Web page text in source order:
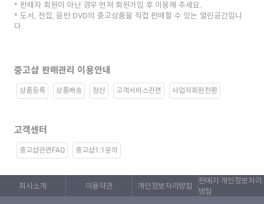
판매자 회원이 아닌 경우 먼저 회원가입 후 이용해 주세요.
도서, 전집, 음반 DVD의 중고상품을 직접 판매할 수 있는 열린공간입니
다.
중고샵 판매관리 이용안내
상품등록 상품배송 정산 고객서비스관련 사업자회원전환
고객센터
중고샵관련FAQ 중고샵1:1문의
회사소개 이용약관 개인정보처리방침
판매자 개인정보처리
방침